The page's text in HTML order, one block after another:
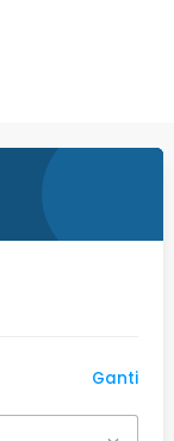
Ganti